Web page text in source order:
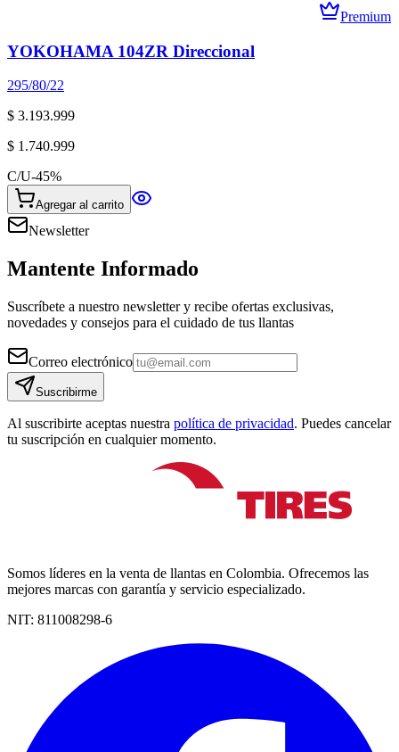
Premium
YOKOHAMA 104ZR Direccional
295/80/22
$ 3.193.999
$ 1.740.999
C/U-45%
Agregar al carrito
Newsletter
Mantente Informado
Suscríbete a nuestro newsletter y recibe ofertas exclusivas,
novedades y consejos para el cuidado de tus llantas
Correo electrónico
Suscribirme
Al suscribirte aceptas nuestra política de privacidad. Puedes cancelar
tu suscripción en cualquier momento.
Somos líderes en la venta de llantas en Colombia. Ofrecemos las
mejores marcas con garantía y servicio especializado.
NIT: 811008298-6